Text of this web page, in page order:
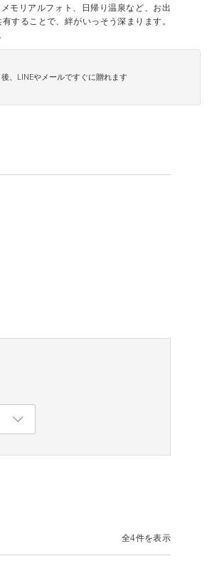
モリアルフォト、日帰り温泉など、お出
することで、絆がいっそう深まります。
、LINEやメールですぐに贈れます
全4件を表示